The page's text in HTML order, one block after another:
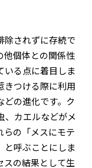
されずに存続で
他個体との関係性
いる点に着目しま
きつける際に利用
どの進化です。ク
、カエルなどがメ
らの「メスにモテ
と呼ぶことにしま
スの結果として生